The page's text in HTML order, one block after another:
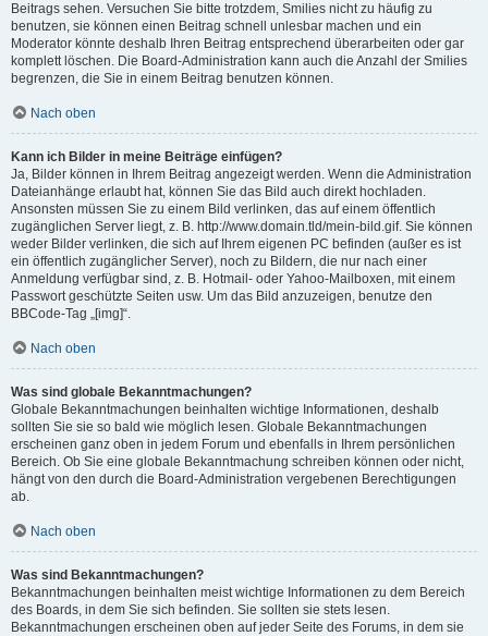
Beitrags sehen. Versuchen Sie bitte trotzdem, Smilies nicht zu häufig zu
benutzen, sie können einen Beitrag schnell unlesbar machen und ein
Moderator könnte deshalb Ihren Beitrag entsprechend überarbeiten oder gar
komplett löschen. Die Board-Administration kann auch die Anzahl der Smilies
begrenzen, die Sie in einem Beitrag benutzen können.
Nach oben
Kann ich Bilder in meine Beiträge einfügen?
Ja, Bilder können in Ihrem Beitrag angezeigt werden. Wenn die Administration
Dateianhänge erlaubt hat, können Sie das Bild auch direkt hochladen.
Ansonsten müssen Sie zu einem Bild verlinken, das auf einem öffentlich
zugänglichen Server liegt, z. B. http://www.domain.tld/mein-bild.gif. Sie können
weder Bilder verlinken, die sich auf Ihrem eigenen PC befinden (außer es ist
ein öffentlich zugänglicher Server), noch zu Bildern, die nur nach einer
Anmeldung verfügbar sind, z. B. Hotmail- oder Yahoo-Mailboxen, mit einem
Passwort geschützte Seiten usw. Um das Bild anzuzeigen, benutze den
BBCode-Tag „[img]“.
Nach oben
Was sind globale Bekanntmachungen?
Globale Bekanntmachungen beinhalten wichtige Informationen, deshalb
sollten Sie sie so bald wie möglich lesen. Globale Bekanntmachungen
erscheinen ganz oben in jedem Forum und ebenfalls in Ihrem persönlichen
Bereich. Ob Sie eine globale Bekanntmachung schreiben können oder nicht,
hängt von den durch die Board-Administration vergebenen Berechtigungen
ab.
Nach oben
Was sind Bekanntmachungen?
Bekanntmachungen beinhalten meist wichtige Informationen zu dem Bereich
des Boards, in dem Sie sich befinden. Sie sollten sie stets lesen.
Bekanntmachungen erscheinen oben auf jeder Seite des Forums, in dem sie